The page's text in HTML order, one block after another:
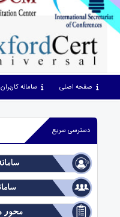
صفحه اصلی سامانه کاربران
دسترسی سریع